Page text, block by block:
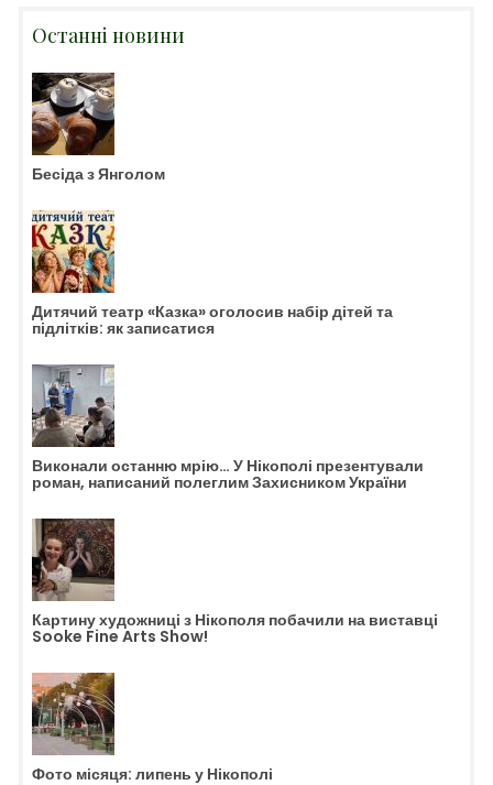
Останні новини
Бесіда з Янголом
Дитячий театр «Казка» оголосив набір дітей та
підлітків: як записатися
Виконали останню мрію… У Нікополі презентували
роман, написаний полеглим Захисником України
Картину художниці з Нікополя побачили на виставці
Sooke Fine Arts Show!
Фото місяця: липень у Нікополі